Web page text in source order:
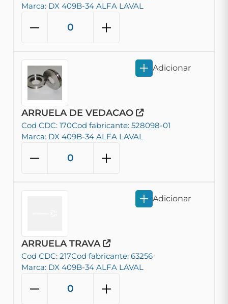
Marca: DX 409B-34 ALFA LAVAL
ARRUELA DE VEDACAO
Cod CDC: 170Cod fabricante: 528098-01
Marca: DX 409B-34 ALFA LAVAL
Adicionar
ARRUELA TRAVA
Cod CDC: 217Cod fabricante: 63256
Marca: DX 409B-34 ALFA LAVAL
Adicionar